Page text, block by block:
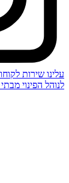
עלינו שירות
לנוהל הפינוי